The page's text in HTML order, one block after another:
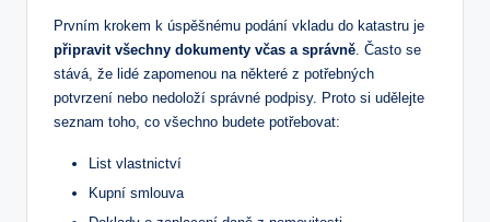
Prvním krokem k úspěšnému ⁣podání vkladu do katastru‌ je
připravit všechny‌ dokumenty ⁣včas a správně. Často ⁤se
stává, že lidé zapomenou na​ některé z potřebných
potvrzení nebo nedoloží správné podpisy. Proto si⁤ udělejte
seznam‌ toho, co všechno‌ budete ⁢potřebovat:
List vlastnictví
Kupní smlouva